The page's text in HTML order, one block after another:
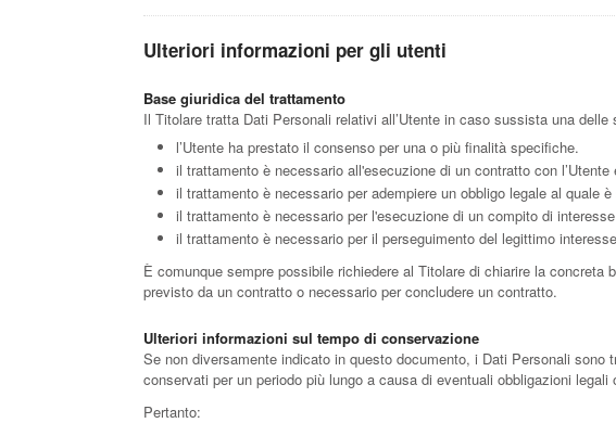
Ulteriori informazioni per gli utenti
Base giuridica del trattamento
Il Titolare tratta Dati Personali relativi all’Utente in caso sussista una delle
l’Utente ha prestato il consenso per una o più finalità specifiche.
il trattamento è necessario all'esecuzione di un contratto con
il trattamento è necessario per adempiere un obbligo legale al quale
il trattamento è necessario per l'esecuzione di un compito di
il trattamento è necessario per il perseguimento del legittimo
È comunque sempre possibile richiedere al Titolare di chiarire la
previsto da un contratto o necessario per concludere un contratto.
Ulteriori informazioni sul tempo di conservazione
Se non diversamente indicato in questo documento, i Dati Personali
conservati per un periodo più lungo a causa di eventuali obbligazioni
Pertanto: